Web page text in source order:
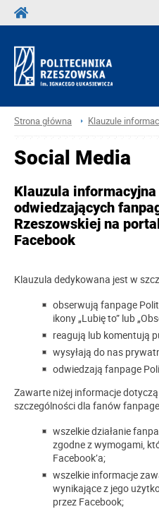
Strona główna Klauzule
Social Media
Klauzula informacyjna
odwiedzających
Rzeszowskiej na
Facebook
Klauzula dedykowana jest w
obserwują fanpage
ikony „Lubię to” lub
reagują lub komentują
wysyłają do nas
odwiedzają fanpage
Zawarte niżej informacje
szczególności dla fanów
wszelkie działanie
zgodne z wymogami,
Facebook’a;
wszelkie informacje
wynikające z jego
przez Facebook;